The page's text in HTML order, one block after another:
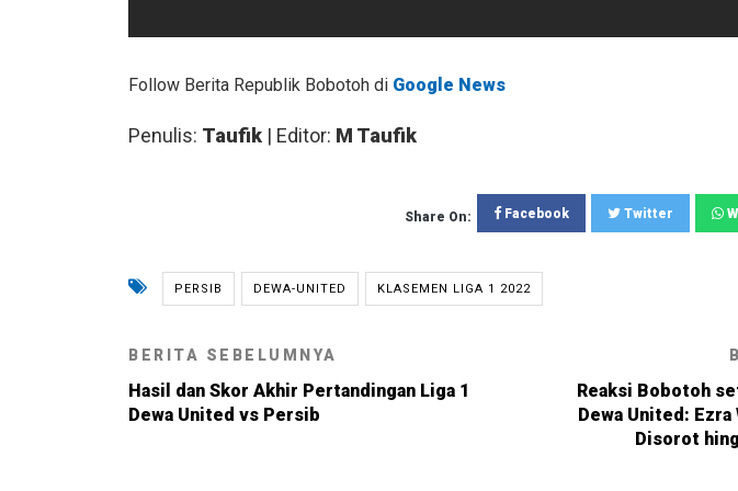
Follow Berita Republik Bobotoh di Google News
Penulis: Taufik | Editor: M Taufik
Share On: Facebook Twitter
PERSIB DEWA-UNITED KLASEMEN LIGA 1 2022
BERITA SEBELUMNYA
Hasil dan Skor Akhir Pertandingan Liga 1
Dewa United vs Persib
Reaksi Bobotoh
Dewa United: Ezra
Disorot